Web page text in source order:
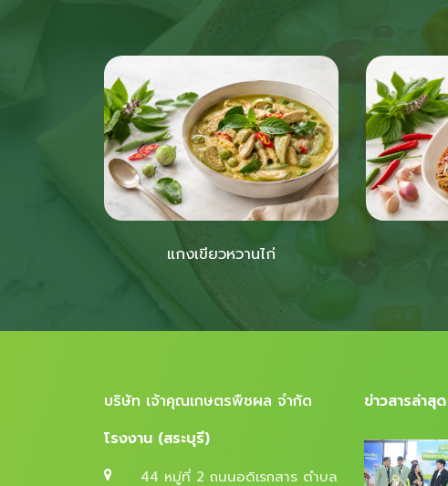
แกงเขียวหวานไก่
บริษัท เจ้าคุณเกษตรพืชผล จำกัด
โรงงาน (สระบุรี)
44 หมู่ที่ 2 ถนนอดิเรกสาร ตำบล
ข่าวสารล่าสุด